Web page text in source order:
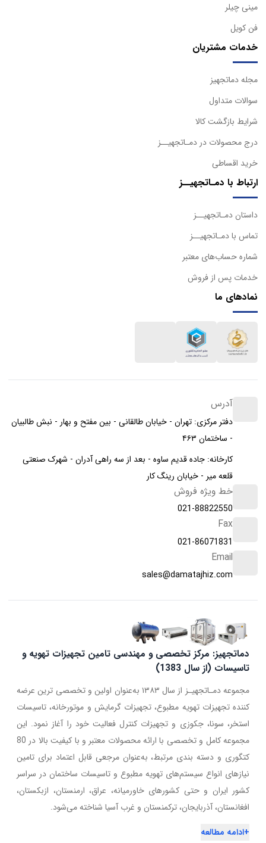
مینی چیلر
فن کویل
خدمات مشتریان
مجله دماتجهیز
سوالات متداول
شرایط بازگشت کالا
درج محصولات در دمـاتجهیــز
خرید اقساطی
ارتباط با دمـاتجهیــز
داستان دمـاتجهیــز
تماس با دمـاتجهیــز
شماره حساب‌های معتبر
خدمات پس از فروش
نمادهای ما
آدرس
دفتر مرکزی: تهران - خیابان طالقانی - بین مفتح و بهار - نبش طالبیان
- ساختمان ۴۶۳
کارخانه: جاده قدیم ساوه - بعد از سه راهی آدران - شهرک صنعتی
قلعه میر - خیابان رینگ کار
خط ویژه فروش
021-88822550
Fax
021-86071831
Email
sales@damatajhiz.com
دماتجهیز: مرکز تخصصی و مهندسی تامین تجهیزات تهویه و
تاسیسات (از سال 1383)
مجموعه دمـاتجهیـز از سال ۱۳۸۳ به‌عنوان اولین و تخصصی ترین عرضه
کننده تجهیزات تهویه مطبوع، تجهیزات گرمایش و موتورخانه، تاسیسات
استخر، سونا، جکوزی و تجهیزات کنترل فعالیت خود را آغاز نمود. این
مجموعه کامل و تخصصی با ارائه محصولات معتبر و با کیفیت بالا در 80
کتگوری و دسته بندی مرتبط، به‌عنوان مرجعی قابل اعتماد برای تامین
نیازهای انواع سیستم‌های تهویه مطبوع و تاسیسات ساختمان در سراسر
کشور ایران و حتی کشورهای خاورمیانه، عراق، ارمنستان، ازبکستان،
افغانستان، آذربایجان، ترکمنستان و غرب آسیا شناخته می‌شود.
+ادامه مطالعه